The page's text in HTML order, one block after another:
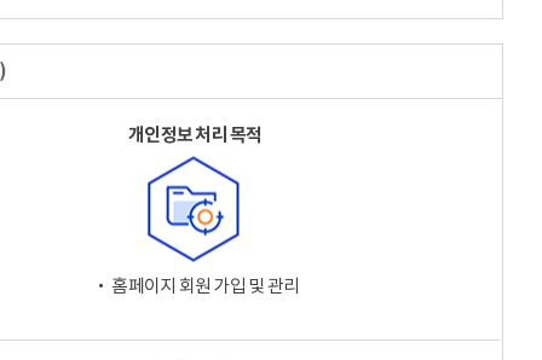
개인정보 처리 목적
‧ 홈페이지 회원 가입 및 관리